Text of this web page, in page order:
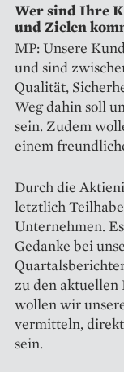
Wer sind Ihre
und Zielen
MP: Unsere
und sind
Qualität,
Weg dahin soll
sein. Zudem
einem
Durch die
letztlich
Unternehmen.
Gedanke bei
zu den
wollen wir
vermitteln,
sein.